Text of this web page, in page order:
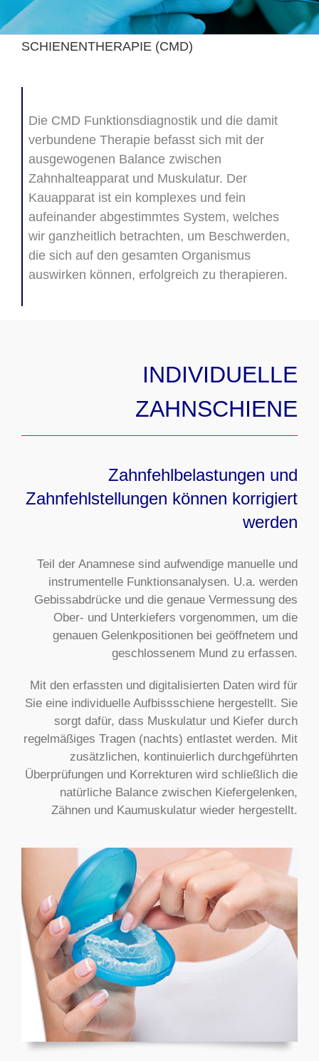
SCHIENENTHERAPIE (CMD)
Die CMD Funktionsdiagnostik und die damit
verbundene Therapie befasst sich mit der
ausgewogenen Balance zwischen
Zahnhalteapparat und Muskulatur. Der
Kauapparat ist ein komplexes und fein
aufeinander abgestimmtes System, welches
wir ganzheitlich betrachten, um Beschwerden,
die sich auf den gesamten Organismus
auswirken können, erfolgreich zu therapieren.
INDIVIDUELLE
ZAHNSCHIENE
Zahnfehlbelastungen und
Zahnfehlstellungen können korrigiert
werden
Teil der Anamnese sind aufwendige manuelle und
instrumentelle Funktionsanalysen. U.a. werden
Gebissabdrücke und die genaue Vermessung des
Ober- und Unterkiefers vorgenommen, um die
genauen Gelenkpositionen bei geöffnetem und
geschlossenem Mund zu erfassen.
Mit den erfassten und digitalisierten Daten wird für
Sie eine individuelle Aufbissschiene hergestellt. Sie
sorgt dafür, dass Muskulatur und Kiefer durch
regelmäßiges Tragen (nachts) entlastet werden. Mit
zusätzlichen, kontinuierlich durchgeführten
Überprüfungen und Korrekturen wird schließlich die
natürliche Balance zwischen Kiefergelenken,
Zähnen und Kaumuskulatur wieder hergestellt.